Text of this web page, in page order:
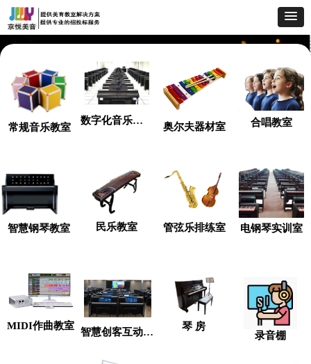
常规音乐教室
数字化音乐教室
奥尔夫器材室 合唱教室
民乐教室 管弦乐排练室 电钢琴实训室
MIDI作曲教室
智慧创客互动教室
琴 房
录音棚
智慧钢琴教室